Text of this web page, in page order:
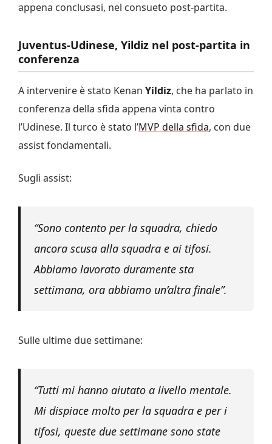
appena conclusasi, nel consueto post-partita.
Juventus-Udinese, Yildiz nel post-partita in
conferenza
A intervenire è stato Kenan Yildiz, che ha parlato in
conferenza della sfida appena vinta contro
l’Udinese. Il turco è stato l’MVP della sfida, con due
assist fondamentali.
Sugli assist:
“Sono contento per la squadra, chiedo
ancora scusa alla squadra e ai tifosi.
Abbiamo lavorato duramente sta
settimana, ora abbiamo un’altra finale”.
Sulle ultime due settimane:
“Tutti mi hanno aiutato a livello mentale.
Mi dispiace molto per la squadra e per i
tifosi, queste due settimane sono state